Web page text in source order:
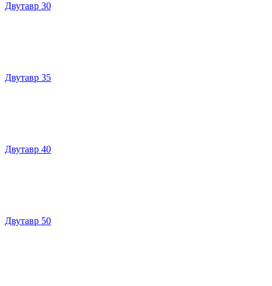
Двутавр 30
Двутавр 35
Двутавр 40
Двутавр 50